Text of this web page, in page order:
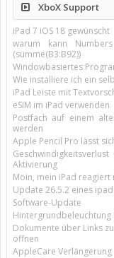
XboX Support
iPad 7 iOS 18 gewünscht
warum kann
(summe(B3:B92))
Windowbasiertes
Wie installiere ich ein
iPad Leiste mit
eSIM im iPad verwenden
Postfach auf einem
werden
Apple Pencil Pro lässt
Aktivierung
Moin, mein iPad
Update 26.5.2 eines
Software-Update
Hintergrundbeleuchtung
Dokumente über Links
öffnen
AppleCare Verlängerung